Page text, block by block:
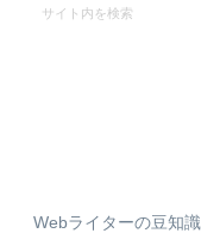
Webライターの豆知識